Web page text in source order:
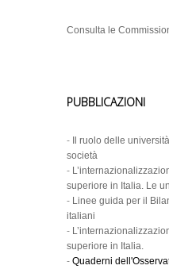
Consulta le
PUBBLICAZIONI
-
Il ruolo delle
società
-
superiore in Italia. Le
- Linee guida per il
italiani
-
superiore in Italia.
- Quaderni